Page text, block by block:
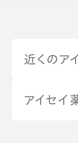
近くのア
アイセイ